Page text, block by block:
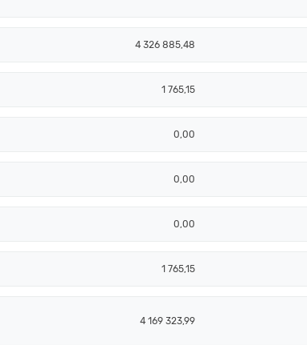
4 326 885,48
1 765,15
0,00
0,00
0,00
1 765,15
4 169 323,99